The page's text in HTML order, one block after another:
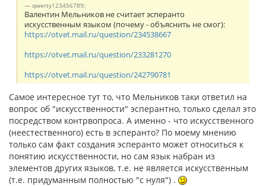
qwerty123456789:
Валентин Мельников не считает эсперанто
искусственным языком (почему - объяснить не смог):
https://otvet.mail.ru/question/234538667
https://otvet.mail.ru/question/233281270
https://otvet.mail.ru/question/242790781
Самое интересное тут то, что Мельников таки ответил на
вопрос об "искусственности" эсперантно, только сделал это
посредством контрвопроса. А именно - что искусственного
(неестественного) есть в эсперанто? По моему мнению
только сам факт создания эсперанто может относиться к
понятию искусственности, но сам язык набран из
элементов других языков, т.е. не является искусственным
(т.е. придуманным полностью "с нуля") .